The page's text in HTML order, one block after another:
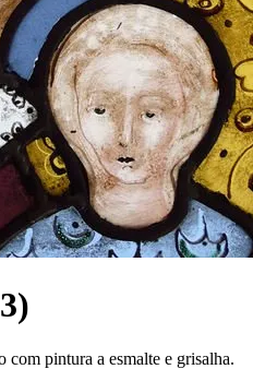
pintura a esmalte e grisalha.